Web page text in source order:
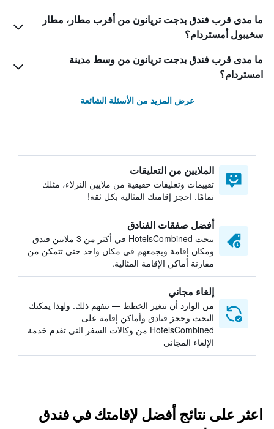
ما مدى قرب فندق بدجت تريانون من أقرب مطار، مطار
سخيبول أمستردام؟
ما مدى قرب فندق بدجت تريانون من وسط مدينة
امستردام؟
عرض المزيد من الأسئلة الشائعة
الملايين من التعليقات
تقييمات وتعليقات حقيقية من ملايين النزلاء، مثلك
تمامًا. احجز إقامتك المثالية بكل ثقة!
أفضل صفقات الفنادق
يبحث HotelsCombined في أكثر من 3 ملايين فندق
ومكان إقامة ويجمعهم في مكان واحد حتى تتمكن من
مقارنة أماكن الإقامة المثالية.
إلغاء مجاني
من الوارد أن تتغير الخطط — نتفهم ذلك. ولهذا يمكنك
البحث وحجز فنادق وأماكن إقامة على
HotelsCombined من وكالات السفر التي تقدم خدمة
الإلغاء المجاني
اعثر على نتائج أفضل لإقامتك في فندق